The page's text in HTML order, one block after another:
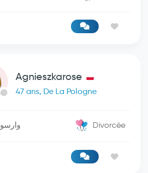
Agnieszkarose
47 ans, De La Pologne
Pologne / وارسو Divorcée